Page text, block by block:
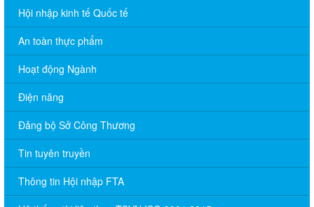
Hội nhập kinh tế Quốc tế
An toàn thực phẩm
Hoạt động Ngành
Điện năng
Đảng bộ Sở Công Thương
Tin tuyên truyền
Thông tin Hội nhập FTA